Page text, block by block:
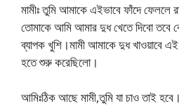
মামীঃ তুমি আমাকে এইভাবে ফাঁদে ফেললে
তোমাকে আমি আমার দুধ খেতে দিবো তবে
ব্যাপক খুশি।মামী আমাকে দুধ খাওয়াবে
হতে শুরু করেছিলো।
আমিঃঠিক আছে মামী,তুমি যা চাও তাই